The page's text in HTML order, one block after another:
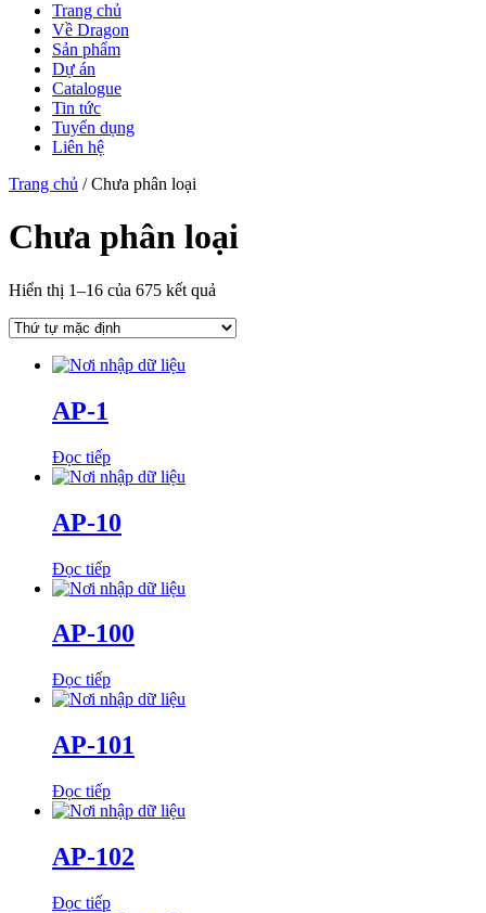
Trang chủ
Về Dragon
Sản phẩm
Dự án
Catalogue
Tin tức
Tuyển dụng
Liên hệ
Trang chủ / Chưa phân loại
Chưa phân loại
Hiển thị 1–16 của 675 kết quả
AP-1
Đọc tiếp
AP-10
Đọc tiếp
AP-100
Đọc tiếp
AP-101
Đọc tiếp
AP-102
Đọc tiếp